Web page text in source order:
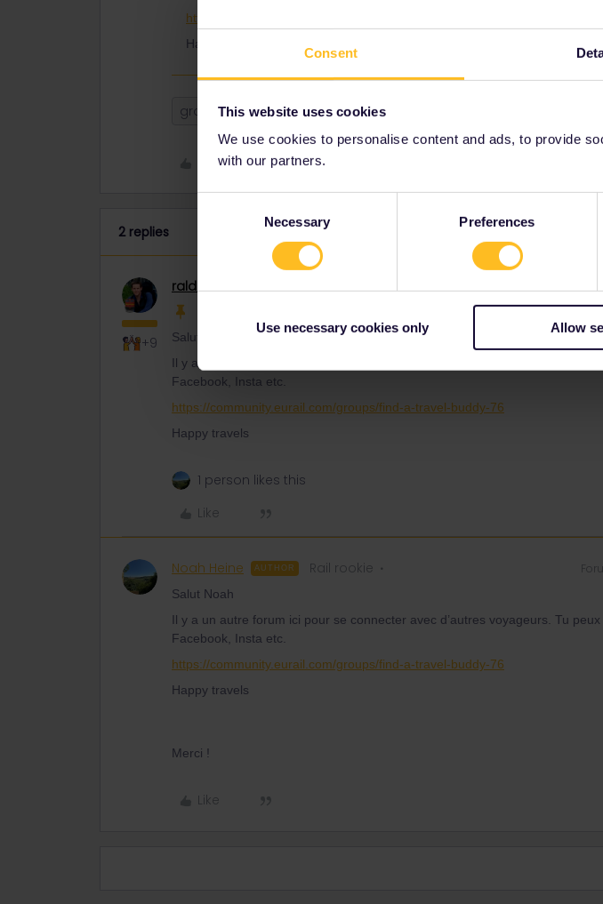
Consent
This website uses cookies
We use cookies to personalise content and ads, to provide
with our partners.
Necessary Preferences
Use necessary cookies only Allow
https://community.eurail.com/groups/find-a-travel-buddy-76
Happy travels
group Planning Travelbuddy
Like
2 replies
+9
ralderton Railmaster
Salut Noah
Il y a un autre forum ici pour se connecter avec d’autres voyageurs. Tu peux
Facebook, Insta etc.
https://community.eurail.com/groups/find-a-travel-buddy-76
Happy travels
1 person likes this
Like
Noah Heine AUTHOR Rail rookie
Salut Noah
Il y a un autre forum ici pour se connecter avec d’autres voyageurs. Tu
Facebook, Insta etc.
https://community.eurail.com/groups/find-a-travel-buddy-76
Happy travels
Merci !
Like